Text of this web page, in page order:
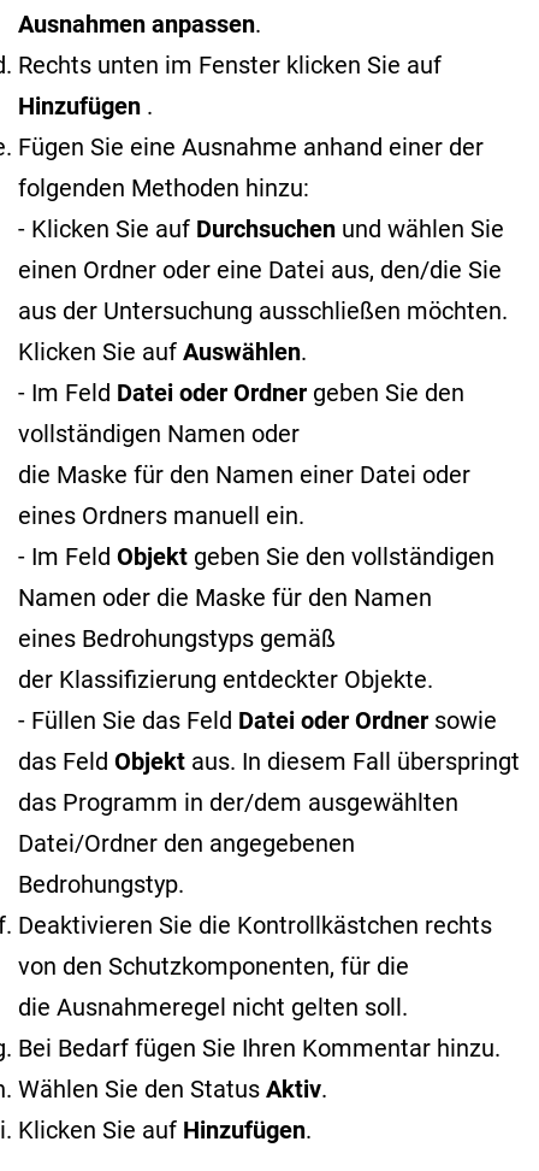
Ausnahmen anpassen.
Rechts unten im Fenster klicken Sie auf
Hinzufügen .
Fügen Sie eine Ausnahme anhand einer der
folgenden Methoden hinzu:
- Klicken Sie auf Durchsuchen und wählen Sie
einen Ordner oder eine Datei aus, den/die Sie
aus der Untersuchung ausschließen möchten.
Klicken Sie auf Auswählen.
- Im Feld Datei oder Ordner geben Sie den
vollständigen Namen oder
die Maske für den Namen einer Datei oder
eines Ordners manuell ein.
- Im Feld Objekt geben Sie den vollständigen
Namen oder die Maske für den Namen
eines Bedrohungstyps gemäß
der Klassifizierung entdeckter Objekte.
- Füllen Sie das Feld Datei oder Ordner sowie
das Feld Objekt aus. In diesem Fall überspringt
das Programm in der/dem ausgewählten
Datei/Ordner den angegebenen
Bedrohungstyp.
Deaktivieren Sie die Kontrollkästchen rechts
von den Schutzkomponenten, für die
die Ausnahmeregel nicht gelten soll.
Bei Bedarf fügen Sie Ihren Kommentar hinzu.
Wählen Sie den Status Aktiv.
Klicken Sie auf Hinzufügen.